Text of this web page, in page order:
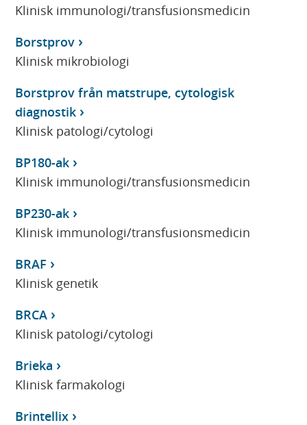
Klinisk immunologi/transfusionsmedicin
Borstprov
Klinisk mikrobiologi
Borstprov från matstrupe, cytologisk
diagnostik
Klinisk patologi/cytologi
BP180-ak
Klinisk immunologi/transfusionsmedicin
BP230-ak
Klinisk immunologi/transfusionsmedicin
BRAF
Klinisk genetik
BRCA
Klinisk patologi/cytologi
Brieka
Klinisk farmakologi
Brintellix